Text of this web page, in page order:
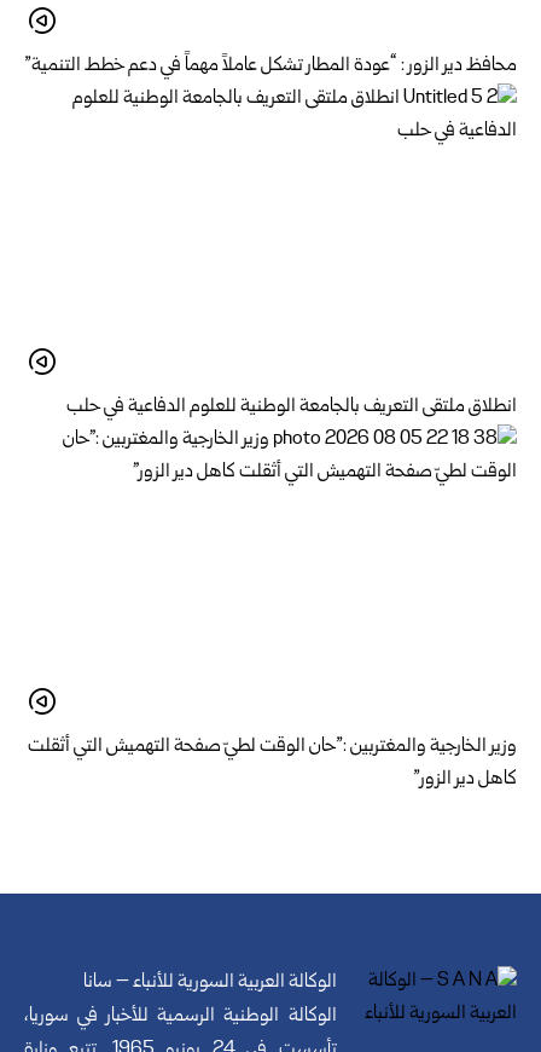
محافظ دير الزور : “عودة المطار تشكل عاملاً مهماً في دعم خطط التنمية”
انطلاق ملتقى التعريف بالجامعة الوطنية للعلوم الدفاعية في حلب
وزير الخارجية والمغتربين :”حان الوقت لطيّ صفحة التهميش التي أثقلت
كاهل دير الزور”
الوكالة العربية السورية للأنباء – سانا
الوكالة الوطنية الرسمية للأخبار في سوريا،